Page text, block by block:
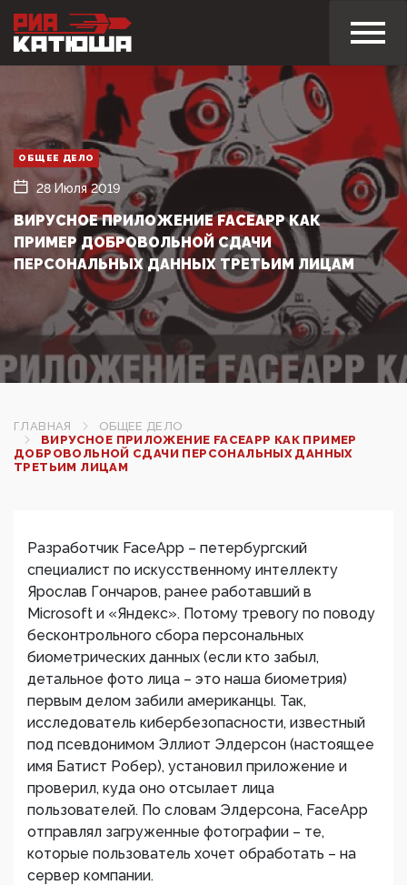
ОБЩЕЕ ДЕЛО
28 Июля 2019
ВИРУСНОЕ ПРИЛОЖЕНИЕ FACEAPP КАК
ПРИМЕР ДОБРОВОЛЬНОЙ СДАЧИ
ПЕРСОНАЛЬНЫХ ДАННЫХ ТРЕТЬИМ ЛИЦАМ
ГЛАВНАЯ
ОБЩЕЕ ДЕЛО
ВИРУСНОЕ ПРИЛОЖЕНИЕ FACEAPP КАК ПРИМЕР
ДОБРОВОЛЬНОЙ СДАЧИ ПЕРСОНАЛЬНЫХ ДАННЫХ
ТРЕТЬИМ ЛИЦАМ
Разработчик FaceApp – петербургский
специалист по искусственному интеллекту
Ярослав Гончаров, ранее работавший в
Microsoft и «Яндекс». Потому тревогу по поводу
бесконтрольного сбора персональных
биометрических данных (если кто забыл,
детальное фото лица – это наша биометрия)
первым делом забили американцы. Так,
исследователь кибербезопасности, известный
под псевдонимом Эллиот Элдерсон (настоящее
имя Батист Робер), установил приложение и
проверил, куда оно отсылает лица
пользователей. По словам Элдерсона, FaceApp
отправлял загруженные фотографии – те,
которые пользователь хочет обработать – на
сервер компании.